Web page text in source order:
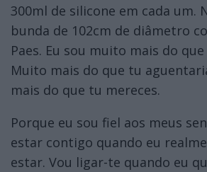
300ml de silicone em cada um.
bunda de 102cm de diâmetro
Paes. Eu sou muito mais do
Muito mais do que tu
mais do que tu mereces.
Porque eu sou fiel aos meus
estar contigo quando eu
estar. Vou ligar-te quando eu